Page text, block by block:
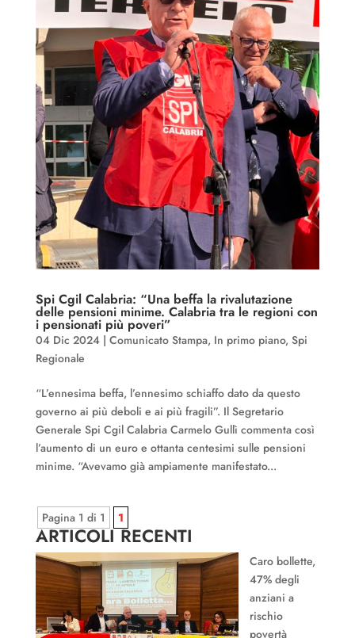
Spi Cgil Calabria: “Una beffa la rivalutazione
delle pensioni minime. Calabria tra le regioni con
i pensionati più poveri”
04 Dic 2024| Comunicato Stampa, In primo piano, Spi
Regionale
“L’ennesima beffa, l’ennesimo schiaffo dato da questo
governo ai più deboli e ai più fragili”. Il Segretario
Generale Spi Cgil Calabria Carmelo Gullì commenta così
l’aumento di un euro e ottanta centesimi sulle pensioni
minime. “Avevamo già ampiamente manifestato...
Pagina 1 di 1 1
ARTICOLI RECENTI
Caro bollette,
47% degli
anziani a
rischio
povertà